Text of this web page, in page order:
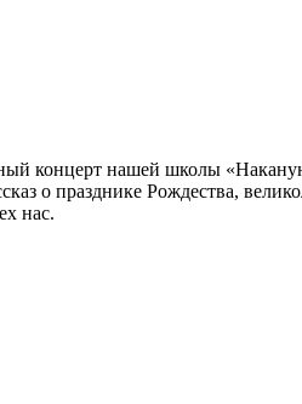
концерт нашей школы
о празднике Рождества,
нас.